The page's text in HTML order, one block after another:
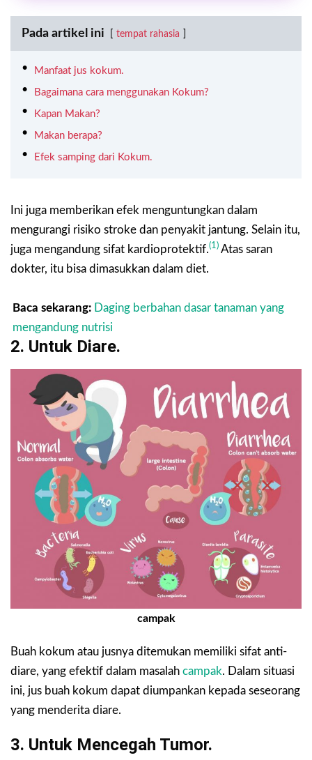
Pada artikel ini tempat rahasia
Manfaat jus kokum.
Bagaimana cara menggunakan Kokum?
Kapan Makan?
Makan berapa?
Efek samping dari Kokum.
Ini juga memberikan efek menguntungkan dalam
mengurangi risiko stroke dan penyakit jantung. Selain itu,
juga mengandung sifat kardioprotektif.(1) Atas saran
dokter, itu bisa dimasukkan dalam diet.
Baca sekarang: Daging berbahan dasar tanaman yang
mengandung nutrisi
2. Untuk Diare.
campak
Buah kokum atau jusnya ditemukan memiliki sifat anti-
diare, yang efektif dalam masalah campak. Dalam situasi
ini, jus buah kokum dapat diumpankan kepada seseorang
yang menderita diare.
3. Untuk Mencegah Tumor.